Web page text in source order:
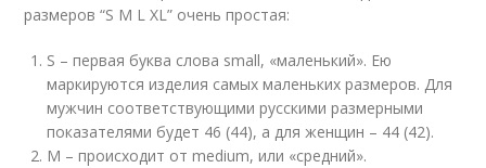
размеров “S M L XL” очень простая:
S – первая буква слова small, «маленький». Ею
маркируются изделия самых маленьких размеров. Для
мужчин соответствующими русскими размерными
показателями будет 46 (44), а для женщин – 44 (42).
M – происходит от medium, или «средний».